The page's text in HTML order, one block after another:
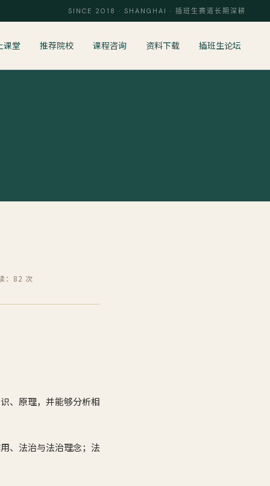
SINCE 2018 · SHANGHAI · 插班生赛道长期深耕
课堂 推荐院校 课程咨询 资料下载 插班生论坛
：82 次
、原理，并能够分析相
、法治与法治理念；法